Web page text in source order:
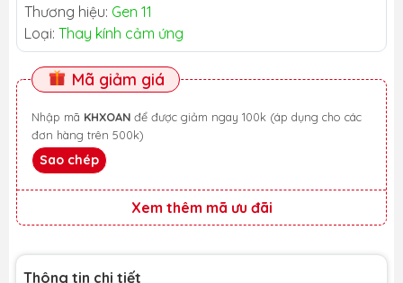
Thương hiệu: Gen 11
Loại: Thay kính cảm ứng
Mã giảm giá
Nhập mã KHXOAN
đơn hàng trên 500k)
Sao chép
Xem thêm mã ưu đãi
Thông tin chi tiết